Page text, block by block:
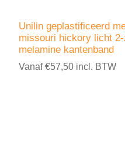
Unilin geplastificeerd
missouri hickory licht
melamine kantenband
Vanaf €57,50 incl. BTW